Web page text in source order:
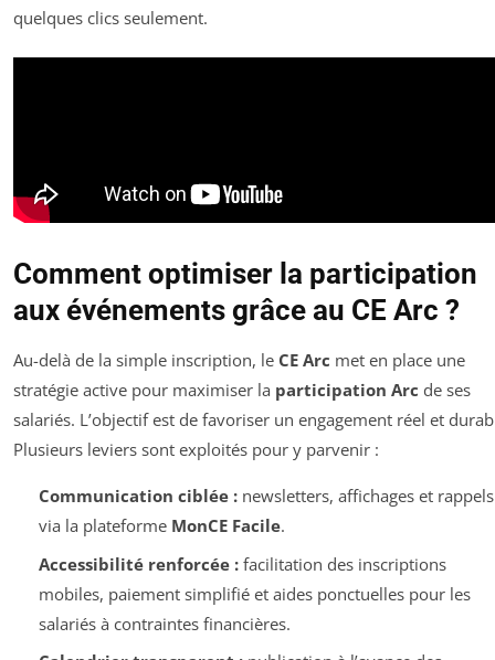
quelques clics seulement.
Comment optimiser la participation
aux événements grâce au CE Arc ?
Au-delà de la simple inscription, le CE Arc met en place une
stratégie active pour maximiser la participation Arc de ses
salariés. L’objectif est de favoriser un engagement réel et
Plusieurs leviers sont exploités pour y parvenir :
Communication ciblée :newsletters, affichages et rappels
via la plateforme MonCE Facile.
Accessibilité renforcée :facilitation des inscriptions
mobiles, paiement simplifié et aides ponctuelles pour les
salariés à contraintes financières.